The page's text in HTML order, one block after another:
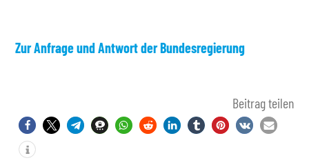
Zur Anfrage und Antwort der Bundesregierung
Beitrag teilen